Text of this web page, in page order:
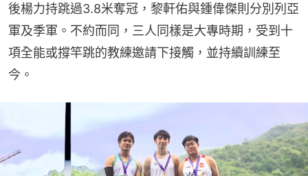
後楊力持跳過3.8米奪冠，黎軒佑與鍾偉傑則分別列亞
軍及季軍。不約而同，三人同樣是大專時期，受到十
項全能或撐竿跳的教練邀請下接觸，並持續訓練至
今。